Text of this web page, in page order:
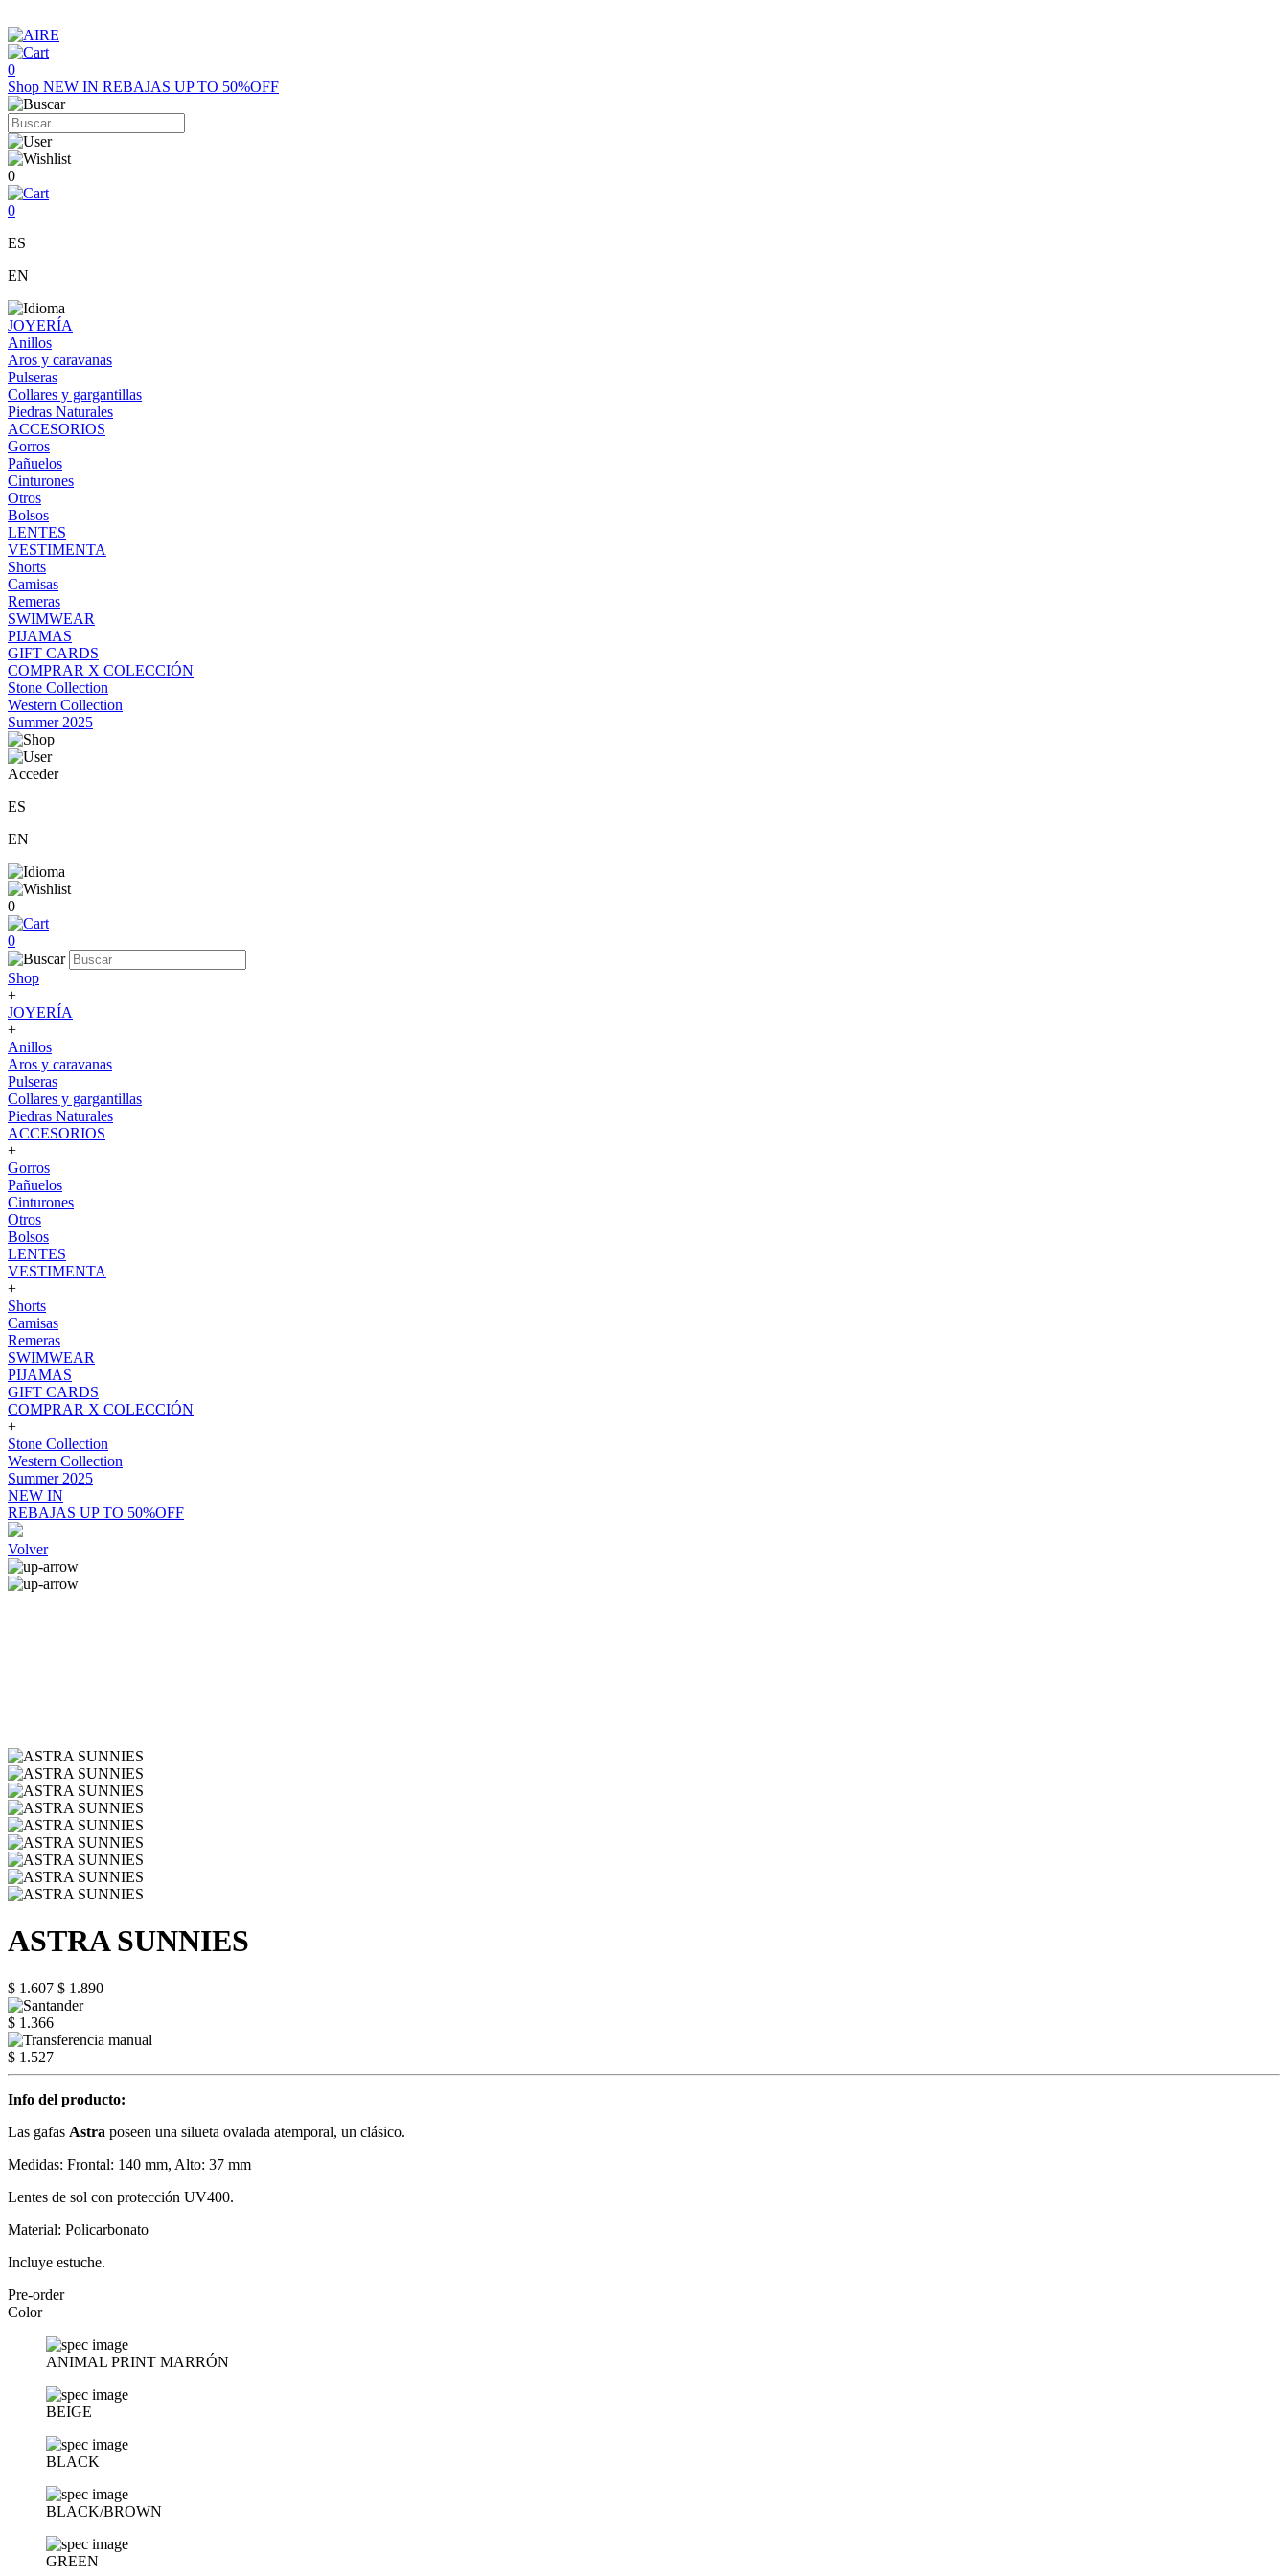
0
Shop NEW IN REBAJAS UP TO 50%OFF
0
0
ES
EN
JOYERÍA
Anillos
Aros y caravanas
Pulseras
Collares y gargantillas
Piedras Naturales
ACCESORIOS
Gorros
Pañuelos
Cinturones
Otros
Bolsos
LENTES
VESTIMENTA
Shorts
Camisas
Remeras
SWIMWEAR
PIJAMAS
GIFT CARDS
COMPRAR X COLECCIÓN
Stone Collection
Western Collection
Summer 2025
Acceder
ES
EN
0
0
Shop
+
JOYERÍA
+
Anillos
Aros y caravanas
Pulseras
Collares y gargantillas
Piedras Naturales
ACCESORIOS
+
Gorros
Pañuelos
Cinturones
Otros
Bolsos
LENTES
VESTIMENTA
+
Shorts
Camisas
Remeras
SWIMWEAR
PIJAMAS
GIFT CARDS
COMPRAR X COLECCIÓN
+
Stone Collection
Western Collection
Summer 2025
NEW IN
REBAJAS UP TO 50%OFF
Volver
ASTRA SUNNIES
$ 1.607 $ 1.890
$ 1.366
$ 1.527
Info del producto:
Las gafas Astra poseen una silueta ovalada atemporal, un clásico.
Medidas: Frontal: 140 mm, Alto: 37 mm
Lentes de sol con protección UV400.
Material: Policarbonato
Incluye estuche.
Pre-order
Color
ANIMAL PRINT MARRÓN
BEIGE
BLACK
BLACK/BROWN
GREEN